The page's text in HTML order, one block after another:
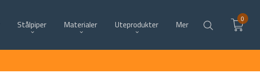
Stålpiper Materialer Uteprodukter Mer
0